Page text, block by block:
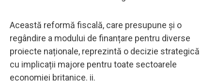
Această reformă fiscală, care presupune și o
regândire a modului de finanțare pentru diverse
proiecte naționale, reprezintă o decizie strategică
cu implicații majore pentru toate sectoarele
economiei britanice. ii.